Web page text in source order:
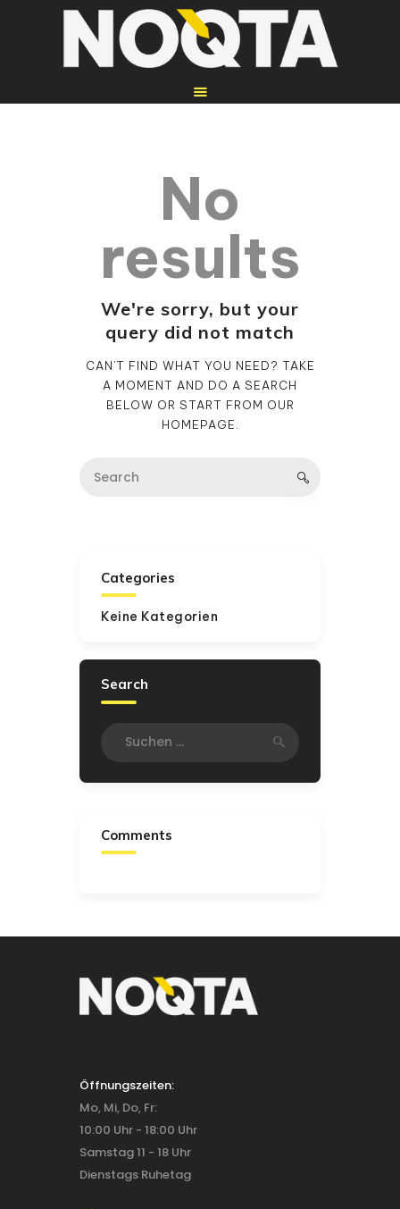
REPARATUREN
WEITERE
DIENSTLEISTUNGEN
WEBSEITEN
ÜBER UNS
KONTAKT
No
results
We're sorry, but your
query did not match
CAN'T FIND WHAT YOU NEED? TAKE
A MOMENT AND DO A SEARCH
BELOW OR START FROM OUR
HOMEPAGE.
Categories
Keine Kategorien
Search
nach:
Comments
Öffnungszeiten:
Mo, Mi, Do, Fr:
10:00 Uhr - 18:00 Uhr
Samstag 11 - 18 Uhr
Dienstags Ruhetag